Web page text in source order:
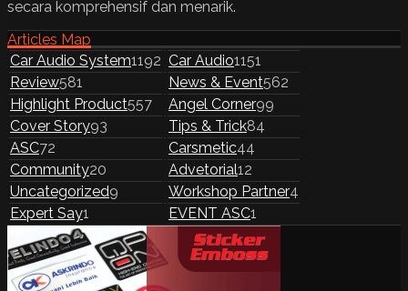
secara komprehensif dan menarik.
Articles Map
Car Audio System1192 Car Audio1151
Review581 News & Event562
Highlight Product557 Angel Corner99
Cover Story93 Tips & Trick84
ASC72 Carsmetic44
Community20 Advetorial12
Uncategorized9 Workshop Partner4
Expert Say1 EVENT ASC1